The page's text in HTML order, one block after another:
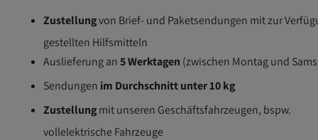
Zustellungvon Brief- und Paketsendungen mit zur
gestellten Hilfsmitteln
Auslieferung an5 Werktagen (zwischen Montag und
Sendungen im Durchschnitt unter 10 kg
Zustellungmit unseren Geschäftsfahrzeugen, bspw.
vollelektrische Fahrzeuge